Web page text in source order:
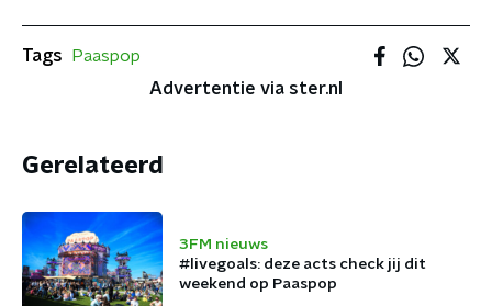
Tags
Paaspop
Advertentie via ster.nl
Gerelateerd
3FM nieuws
#livegoals: deze acts check jij dit
weekend op Paaspop